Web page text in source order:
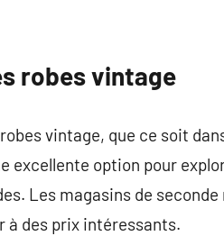
robes vintage
vintage, que ce soit
excellente option pour
Les magasins de
à des prix intéressants.